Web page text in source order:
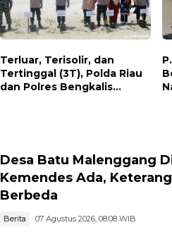
Terluar, Terisolir, dan
Tertinggal (3T), Polda Riau
dan Polres Bengkalis
Desa Batu Malenggang
Kemendes Ada,
Berbeda
Berita 07 Agustus 2026, 08:08 WIB